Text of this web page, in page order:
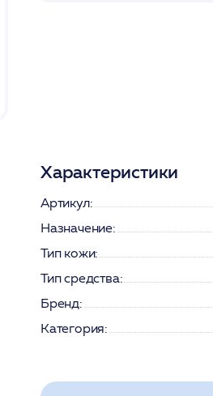
Характеристики
Артикул:
Назначение:
Тип кожи:
Тип средства:
Бренд:
Категория: